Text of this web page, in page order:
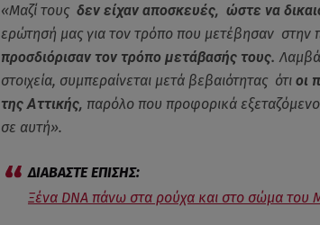
«Μαζί τους δεν είχαν αποσκευές, ώστε να
ερώτησή μας για τον τρόπο που μετέβησαν στην
προσδιόρισαν τον τρόπο μετάβασής τους.
στοιχεία, συμπεραίνεται μετά βεβαιότητας ότι οι
της Αττικής, παρόλο που προφορικά
σε αυτή».
Ξένα DNA πάνω στα ρούχα και στο σώμα του